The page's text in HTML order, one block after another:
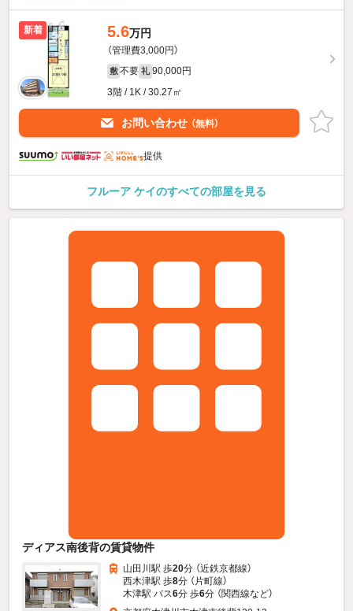
新着 5.6万円
（管理費3,000円）
敷 不要 礼 90,000円
3階 / 1K / 30.27㎡
お問い合わせ （無料）
提供
フルーア ケイのすべての部屋を見る
ディアス南後背の賃貸物件
山田川駅 歩20分 （近鉄京都線）
西木津駅 歩8分 （片町線）
木津駅 バス6分 歩6分 （関西線など）